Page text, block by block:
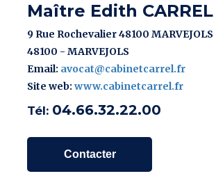
Maître Edith CARREL
9 Rue Rochevalier 48100 MARVEJOLS
48100 - MARVEJOLS
Email: avocat@cabinetcarrel.fr
Site web: www.cabinetcarrel.fr
Tél: 04.66.32.22.00
Contacter